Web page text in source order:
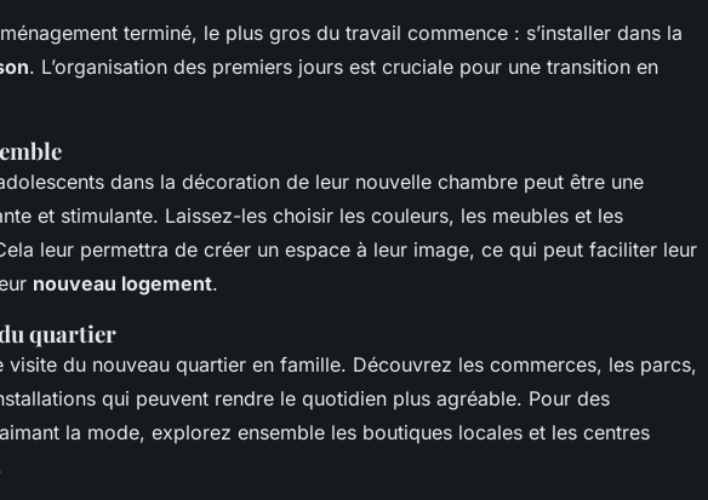
terminé, le plus gros du travail commence : s’installer dans la
. L’organisation des premiers jours est cruciale pour une transition en
dans la décoration de leur nouvelle chambre peut être une
et stimulante. Laissez-les choisir les couleurs, les meubles et les
leur permettra de créer un espace à leur image, ce qui peut faciliter leur
nouveau logement.
quartier
visite du nouveau quartier en famille. Découvrez les commerces, les parcs,
qui peuvent rendre le quotidien plus agréable. Pour des
la mode, explorez ensemble les boutiques locales et les centres